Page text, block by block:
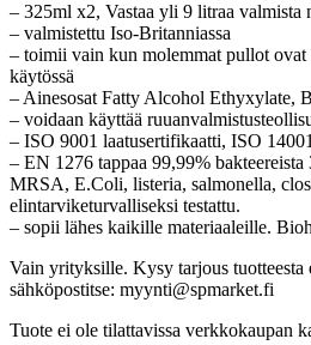
– 325ml x2, Vastaa yli 9 litraa valmista
– valmistettu Iso-Britanniassa
– toimii vain kun molemmat pullot
käytössä
– Ainesosat Fatty Alcohol Ethyxylate,
– voidaan käyttää
– ISO 9001 laatusertifikaatti, ISO
– EN 1276 tappaa 99,99% bakteereista
MRSA, E.Coli, listeria, salmonella,
elintarviketurvalliseksi testattu.
– sopii lähes kaikille materiaaleille.
Vain yrityksille. Kysy tarjous tuotteesta
sähköpostitse: myynti@spmarket.fi
Tuote ei ole tilattavissa verkkokaupan